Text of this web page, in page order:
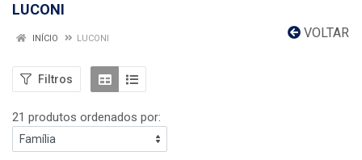
LUCONI
VOLTAR
INÍCIO LUCONI
Filtros
21 produtos ordenados por: